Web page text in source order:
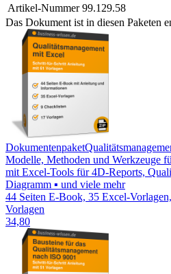
Artikel-Nummer 99.129.58
Das Dokument ist in diesen Paketen
Dokumentenpaket
Modelle, Methoden und Werkzeuge
mit Excel-Tools für 4D-Reports,
Diagramm ▪ und viele mehr
44 Seiten E-Book, 35 Excel-
Vorlagen
34,80